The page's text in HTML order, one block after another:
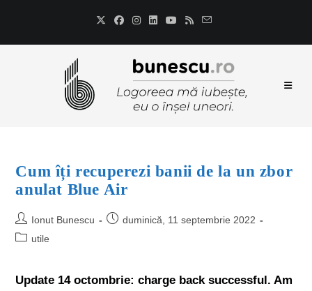
Cum îți recuperezi banii de la un zbor
anulat Blue Air
Ionut Bunescu
duminică, 11 septembrie 2022
utile
Update 14 octombrie: charge back successful. Am